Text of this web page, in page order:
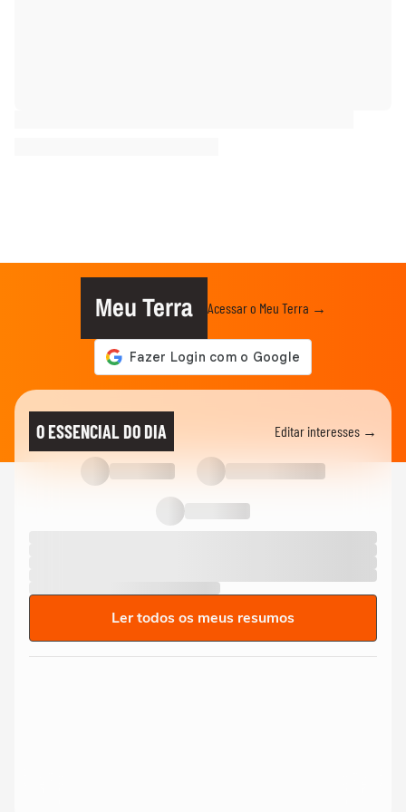
Meu Terra Acessar o Meu Terra →
O ESSENCIAL DO DIA Editar interesses →
Ler todos os meus resumos